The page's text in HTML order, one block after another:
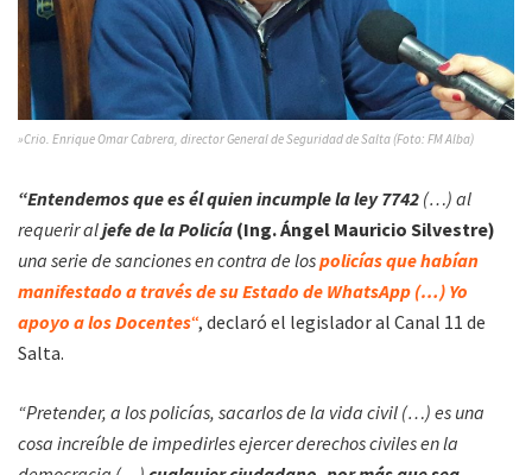
»Crio. Enrique Omar Cabrera, director General de Seguridad de Salta (Foto: FM Alba)
“Entendemos que es él quien incumple la ley 7742 (…) al
requerir aljefe de la Policía (Ing. Ángel Mauricio Silvestre)
una serie de sanciones en contra de lospolicías que habían
manifestado a través de su Estado de WhatsApp (…) Yo
apoyo a los Docentes“, declaró el legislador al Canal 11 de
Salta.
“Pretender, a los policías, sacarlos de la vida civil (…) es una
cosa increíble de impedirles ejercer derechos civiles en la